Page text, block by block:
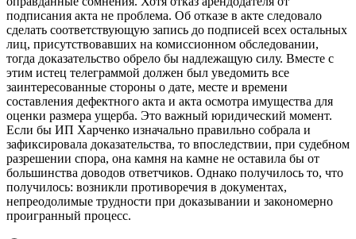
подписания акта не проблема. Об отказе в акте следовало
сделать соответствую­щую запись до подписей всех остальных
лиц, присутствовавших на комиссионном обследовании,
тогда доказательство обрело бы надлежащую силу. Вместе с
этим истец телеграммой должен был уведомить все
заинтересованные стороны о дате, месте и времени
составления дефектного акта и акта осмотра имущества для
оценки размера ущерба. Это важный юридический момент.
Если бы ИП Харченко изначально правильно собрала и
зафиксировала доказательства, то впоследствии, при судебном
разрешении спора, она камня на камне не оставила бы от
большинства доводов ответчиков. Однако получилось то, что
получилось: возникли противоречия в документах,
непреодолимые трудности при доказывании и закономерно
проигранный процесс.